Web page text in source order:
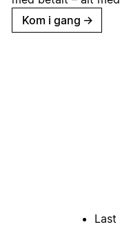
Kom i gang →
Last